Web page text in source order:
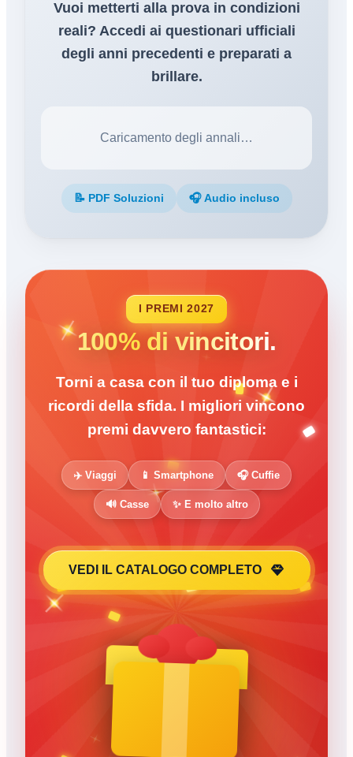
Vuoi metterti alla prova in condizioni
reali? Accedi ai questionari ufficiali
degli anni precedenti e preparati a
brillare.
Caricamento degli annali…
📝 PDF Soluzioni 🎧 Audio incluso
I PREMI 2027
100% di vincitori.
Torni a casa con il tuo diploma e i
ricordi della sfida. I migliori vincono
premi davvero fantastici:
✈️ Viaggi 📱 Smartphone 🎧 Cuffie
🔊 Casse ✨ E molto altro
VEDI IL CATALOGO COMPLETO